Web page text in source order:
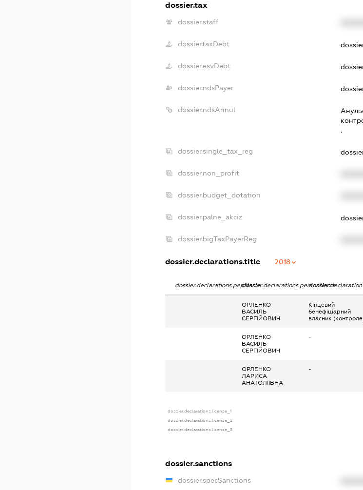
dossier.tax
dossier.staff
dossier.taxDebt
dossier.esvDebt
dossier.ndsPayer
dossier.ndsAnnul
.
dossier.single_tax_reg
dossier.non_profit
dossier.budget_dotation
dossier.palne_akciz
dossier.bigTaxPayerReg
dossier.declarations.title 2018
dossier.declarations.pepNamedossier.declarations.personName
ОРЛЕНКО
ВАСИЛЬ
СЕРГІЙОВИЧ
Кінцевий
бенефіціарний
власник
ОРЛЕНКО
ВАСИЛЬ
СЕРГІЙОВИЧ
-
ОРЛЕНКО
ЛАРИСА
АНАТОЛІЇВНА
-
dossier.declarations.license_1
dossier.declarations.license_2
dossier.declarations.license_3
dossier.sanctions
dossier.specSanctions